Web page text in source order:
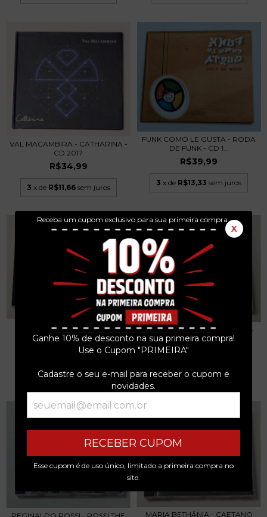
Receba um cupom exclusivo para sua primeira compra.
X
Ganhe 10% de desconto na sua primeira compra!
Use o Cupom "PRIMEIRA"
Cadastre o seu e-mail para receber o cupom e
novidades.
RECEBER CUPOM
Esse cupom é de uso único, limitado a primeira compra no
site.
VAL MACAMBIRA - CATHARINA -
CD 2017
R$34,99
3 x de R$11,66 sem juros
FUNK COMO LE GUSTA - RODA
DE FUNK - CD 1...
R$39,99
3 x de R$13,33 sem juros
BADEN POWELL - LIVE IN
HAMBURG - CD 1997
R$34,99
x de R$11,66
ZECA BALEIRO - VÔ IMBOLÁ -
CD 1999
R$34,99
3 x deR$11,66 sem juros
MARIA BETHÂNIA - CAETANO